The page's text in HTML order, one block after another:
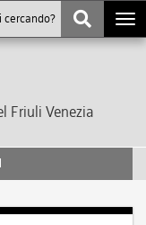
Friuli Venezia